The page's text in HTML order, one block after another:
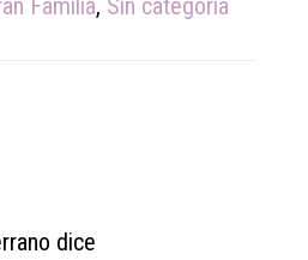
Familia, Sin categoría
dice